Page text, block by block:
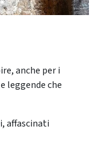
anche per i
leggende che
affascinati